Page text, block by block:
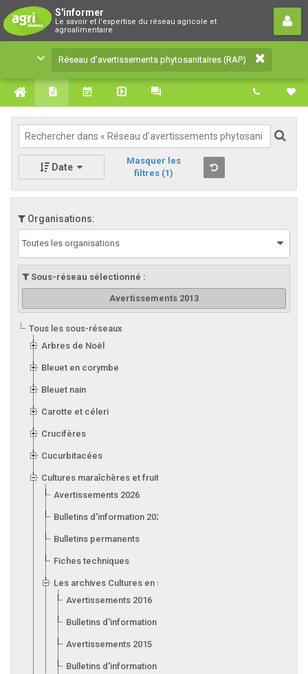
S'informer
Le savoir et l'expertise du réseau agricole et
agroalimentaire
Réseau d’avertissements
phytosanitaires (RAP)
Le savoir et l'expertise du réseau agricole et
agroalimentaire
Réseau d’avertissements phytosanitaires (RAP)
Date
Masquer les
filtres (1)
Organisations:
Toutes les organisations
Sous-réseau sélectionné :
Avertissements 2013
Tous les sous-réseaux
Arbres de Noël
Bleuet en corymbe
Bleuet nain
Carotte et céleri
Crucifères
Cucurbitacées
Cultures maraîchères et fruitières en serre
Avertissements 2026
Bulletins d'information 2026
Bulletins permanents
Fiches techniques
Les archives Cultures en serre
Avertissements 2016
Bulletins d'information 2016
Avertissements 2015
Bulletins d'information 2015